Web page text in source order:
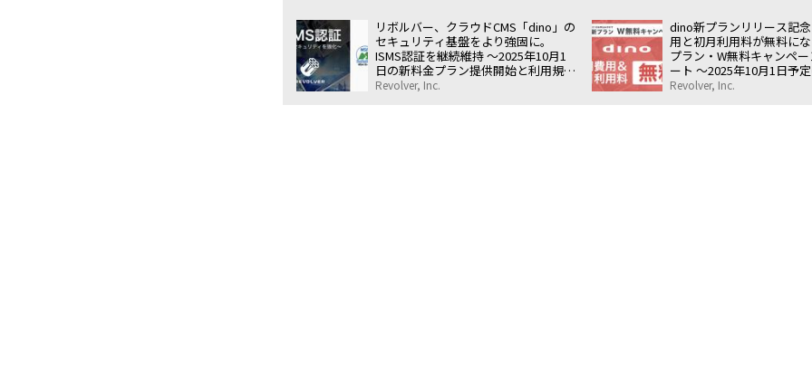
リボルバー、クラウドCMS「dino」の
セキュリティ基盤をより強固に。
ISMS認証を継続維持 〜2025年10月1
日の新料金プラン提供開始と利用規約
全面改定を控え、企業サイト全般を支
Revolver, Inc.
dino新プランリリース記
用と初月利用料が無料に
プラン・W無料キャンペ
ート 〜2025年10月1日予
リリースを記念し、期間限
Revolver, Inc.